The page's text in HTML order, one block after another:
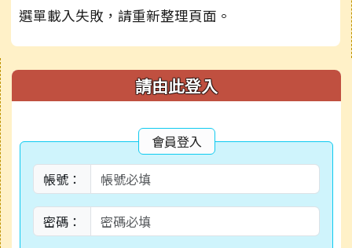
選單載入失敗，請重新整理頁面。
右邊區域內容 請由此登入
會員登入
帳號：
密碼：